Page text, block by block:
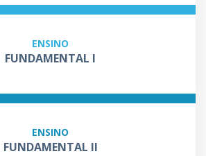
ENSINO
FUNDAMENTAL I
ENSINO
FUNDAMENTAL II